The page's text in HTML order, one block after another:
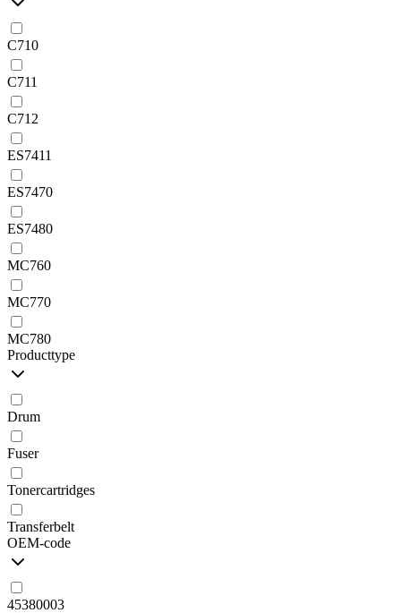
C710
C711
C712
ES7411
ES7470
ES7480
MC760
MC770
MC780
Producttype
Drum
Fuser
Tonercartridges
Transferbelt
OEM-code
45380003